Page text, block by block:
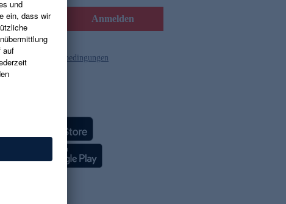
Anmelden
und die Gutscheinbedingungen